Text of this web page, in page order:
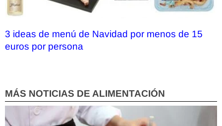
3 ideas de menú de Navidad por menos de 15
euros por persona
MÁS NOTICIAS DE ALIMENTACIÓN